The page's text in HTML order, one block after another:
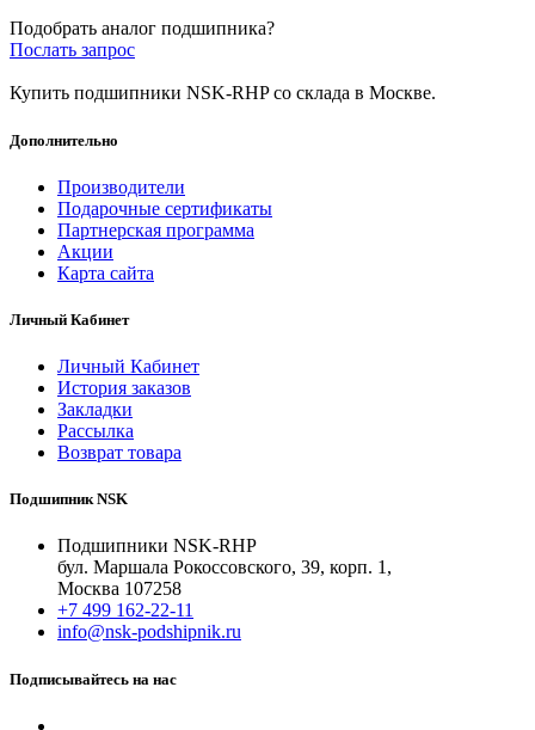
Подобрать аналог подшипника?
Послать запрос
Купить подшипники NSK-RHP со склада в Москве.
Дополнительно
Производители
Подарочные сертификаты
Партнерская программа
Акции
Карта сайта
Личный Кабинет
Личный Кабинет
История заказов
Закладки
Рассылка
Возврат товара
Подшипник NSK
Подшипники NSK-RHP
бул. Маршала Рокоссовского, 39, корп. 1,
Москва 107258
+7 499 162-22-11
info@nsk-podshipnik.ru
Подписывайтесь на нас